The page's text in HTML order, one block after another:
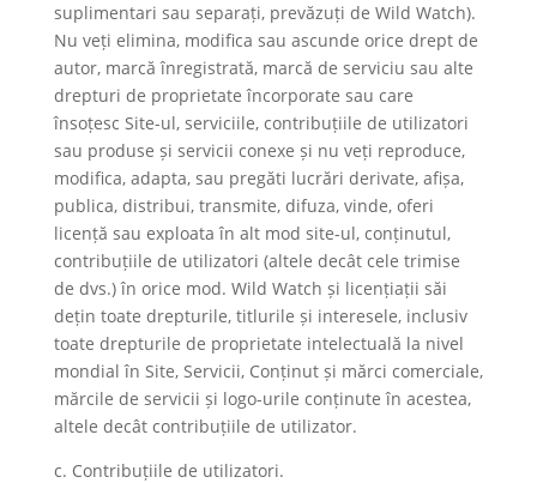
suplimentari sau separați, prevăzuți de Wild Watch).
Nu veți elimina, modifica sau ascunde orice drept de
autor, marcă înregistrată, marcă de serviciu sau alte
drepturi de proprietate încorporate sau care
însoțesc Site-ul, serviciile, contribuțiile de utilizatori
sau produse și servicii conexe și nu veți reproduce,
modifica, adapta, sau pregăti lucrări derivate, afișa,
publica, distribui, transmite, difuza, vinde, oferi
licență sau exploata în alt mod site-ul, conținutul,
contribuțiile de utilizatori (altele decât cele trimise
de dvs.) în orice mod. Wild Watch și licențiații săi
dețin toate drepturile, titlurile și interesele, inclusiv
toate drepturile de proprietate intelectuală la nivel
mondial în Site, Servicii, Conținut și mărci comerciale,
mărcile de servicii și logo-urile conținute în acestea,
altele decât contribuțiile de utilizator.
c. Contribuțiile de utilizatori.